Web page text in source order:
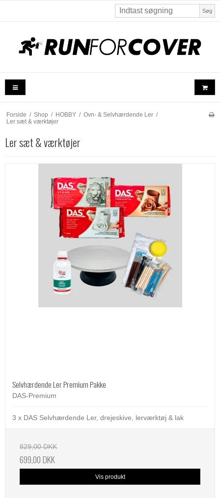
Søg
Forside / Shop / HOBBY / Ovn- & Selvhærdende Ler /
Ler sæt & værktøjer
Ler sæt & værktøjer
Selvhærdende Ler Premium Pakke
DAS-Premium
3 x DAS Selvhærdende Ler, drejeskive, lerværktøj & lak
829,00 DKK
699,00 DKK
Vis produkt